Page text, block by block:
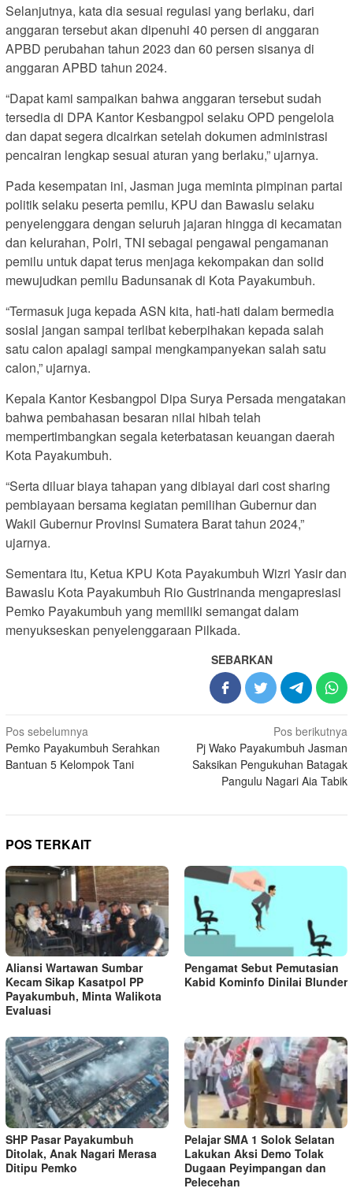
Selanjutnya, kata dia sesuai regulasi yang berlaku, dari
anggaran tersebut akan dipenuhi 40 persen di anggaran
APBD perubahan tahun 2023 dan 60 persen sisanya di
anggaran APBD tahun 2024.
“Dapat kami sampaikan bahwa anggaran tersebut sudah
tersedia di DPA Kantor Kesbangpol selaku OPD pengelola
dan dapat segera dicairkan setelah dokumen administrasi
pencairan lengkap sesuai aturan yang berlaku,” ujarnya.
Pada kesempatan ini, Jasman juga meminta pimpinan partai
politik selaku peserta pemilu, KPU dan Bawaslu selaku
penyelenggara dengan seluruh jajaran hingga di kecamatan
dan kelurahan, Polri, TNI sebagai pengawal pengamanan
pemilu untuk dapat terus menjaga kekompakan dan solid
mewujudkan pemilu Badunsanak di Kota Payakumbuh.
“Termasuk juga kepada ASN kita, hati-hati dalam bermedia
sosial jangan sampai terlibat keberpihakan kepada salah
satu calon apalagi sampai mengkampanyekan salah satu
calon,” ujarnya.
Kepala Kantor Kesbangpol Dipa Surya Persada mengatakan
bahwa pembahasan besaran nilai hibah telah
mempertimbangkan segala keterbatasan keuangan daerah
Kota Payakumbuh.
“Serta diluar biaya tahapan yang dibiayai dari cost sharing
pembiayaan bersama kegiatan pemilihan Gubernur dan
Wakil Gubernur Provinsi Sumatera Barat tahun 2024,”
ujarnya.
Sementara itu, Ketua KPU Kota Payakumbuh Wizri Yasir dan
Bawaslu Kota Payakumbuh Rio Gustrinanda mengapresiasi
Pemko Payakumbuh yang memiliki semangat dalam
menyukseskan penyelenggaraan Pilkada.
SEBARKAN
Navigasi
pos
Pos sebelumnya
Pemko Payakumbuh Serahkan
Bantuan 5 Kelompok Tani
Pos berikutnya
Pj Wako Payakumbuh Jasman
Saksikan Pengukuhan Batagak
Pangulu Nagari Aia Tabik
POS TERKAIT
Aliansi Wartawan Sumbar
Kecam Sikap Kasatpol PP
Payakumbuh, Minta Walikota
Evaluasi
Pengamat Sebut Pemutasian
Kabid Kominfo Dinilai Blunder
SHP Pasar Payakumbuh
Ditolak, Anak Nagari Merasa
Ditipu Pemko
Pelajar SMA 1 Solok Selatan
Lakukan Aksi Demo Tolak
Dugaan Peyimpangan dan
Pelecehan